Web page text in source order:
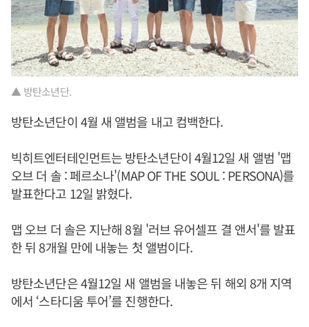
▲ 방탄소년단.
방탄소년단이 4월 새 앨범을 내고 컴백한다.
빅히트엔터테인먼트는 방탄소년단이 4월12일 새 앨범 '맵
오브 더 솔 : 페르소나'(MAP OF THE SOUL : PERSONA)를
발표한다고 12일 밝혔다.
맵 오브 더 솔은 지난해 8월 '러브 유어셀프 결 앤서'를 발표
한 뒤 8개월 만에 내놓는 첫 앨범이다.
방탄소년단은 4월12일 새 앨범을 내놓은 뒤 해외 8개 지역
에서 ‘스타디움 투어’를 진행한다.